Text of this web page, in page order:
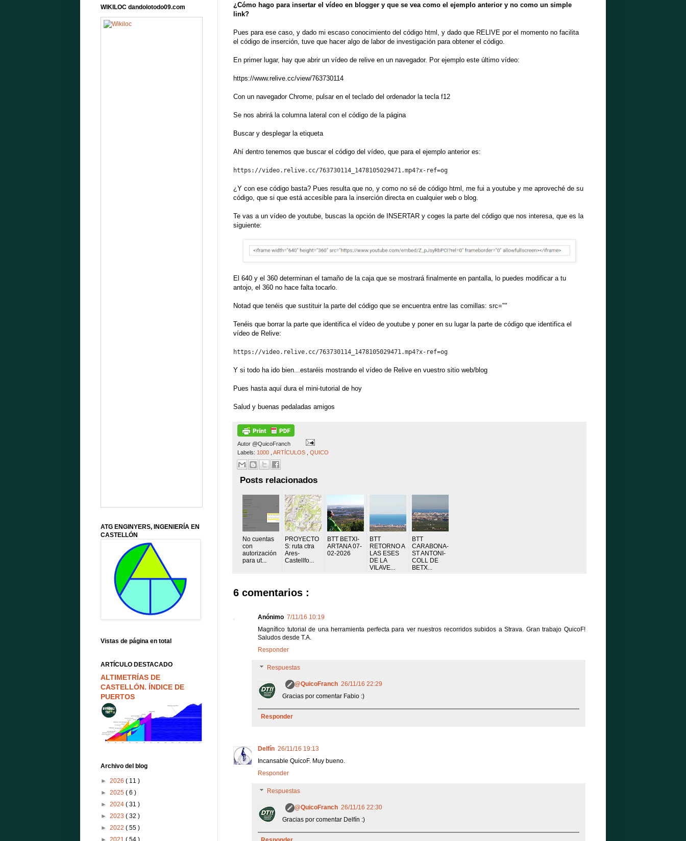
¿Cómo hago para insertar el vídeo en blogger y que se vea como el ejemplo anterior y no como un simple
link?
Pues para ese caso, y dado mi escaso conocimiento del código html, y dado que RELIVE por el momento no facilita
el código de inserción, tuve que hacer algo de labor de investigación para obtener el código.
En primer lugar, hay que abrir un vídeo de relive en un navegador. Por ejemplo este último vídeo:
https://www.relive.cc/view/763730114
Con un navegador Chrome, pulsar en el teclado del ordenador la tecla f12
Se nos abrirá la columna lateral con el código de la página
Buscar y desplegar la etiqueta
Ahí dentro tenemos que buscar el código del vídeo, que para el ejemplo anterior es:
https://video.relive.cc/763730114_1478105029471.mp4?x-ref=og
¿Y con ese código basta? Pues resulta que no, y como no sé de código html, me fui a youtube y me aproveché de su
código, que si que está accesible para la inserción directa en cualquier web o blog.
Te vas a un vídeo de youtube, buscas la opción de INSERTAR y coges la parte del código que nos interesa, que es la
siguiente:
El 640 y el 360 determinan el tamaño de la caja que se mostrará finalmente en pantalla, lo puedes modificar a tu
antojo, el 360 no hace falta tocarlo.
Notad que tenéis que sustituir la parte del código que se encuentra entre las comillas: src=""
Tenéis que borrar la parte que identifica el vídeo de youtube y poner en su lugar la parte de código que identifica el
vídeo de Relive:
https://video.relive.cc/763730114_1478105029471.mp4?x-ref=og
Y si todo ha ido bien...estaréis mostrando el vídeo de Relive en vuestro sitio web/blog
Pues hasta aquí dura el mini-tutorial de hoy
Salud y buenas pedaladas amigos
Autor @QuicoFranch
Labels: 1000 ARTÍCULOS QUICO
Posts relacionados
No cuentas
con
autorización
para ut...
PROYECTO
S: ruta ctra
Ares-
Castellfo...
BTT BETXI-
ARTANA 07-
02-2026
BTT
RETORNO A
LAS ESES
DE LA
VILAVE...
BTT
CARABONA-
ST ANTONI-
COLL DE
BETX...
6 comentarios :
Anónimo 7/11/16 10:19
Magnífico tutorial de una herramienta perfecta para ver nuestros recorridos subidos a Strava. Gran trabajo QuicoF!
Saludos desde T.A.
Responder
Respuestas
@QuicoFranch 26/11/16 22:29
Gracias por comentar Fabio :)
Responder
Delfín 26/11/16 19:13
Incansable QuicoF. Muy bueno.
Responder
Respuestas
@QuicoFranch 26/11/16 22:30
Gracias por comentar Delfín :)
WIKILOC dandolotodo09.com
ATG ENGINYERS, INGENIERÍA EN
CASTELLÓN
Vistas de página en total
ARTÍCULO DESTACADO
ALTIMETRÍAS DE
CASTELLÓN. ÍNDICE DE
PUERTOS
Archivo del blog
► 2026 ( 11 )
► 2025 ( 6 )
► 2024 ( 31 )
► 2023 ( 32 )
► 2022 ( 55 )
► 2021 ( 54 )